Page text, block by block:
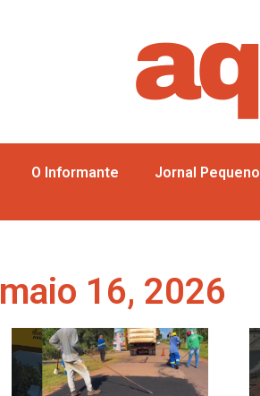
O Informante Jornal Pequeno
maio 16, 2026